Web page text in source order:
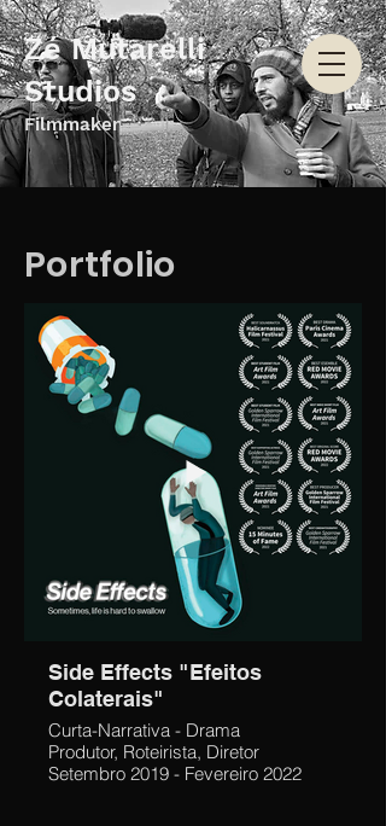
Zé Mutarelli
Studios
Filmmaker
Portfolio
Side Effects "Efeitos
Colaterais"
Curta-Narrativa - Drama
Produtor, Roteirista, Diretor
Setembro 2019 - Fevereiro 2022